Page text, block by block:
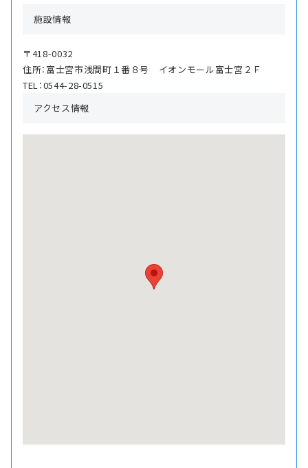
施設情報
〒418-0032
住所：富士宮市浅間町１番８号 イオンモール富士宮２Ｆ
TEL：0544-28-0515
アクセス情報